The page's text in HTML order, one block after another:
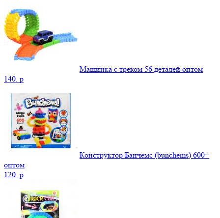
Машинка с треком 56 деталей оптом
140. p
Конструктор Банчемс (bunchems) 600+
оптом
120. p